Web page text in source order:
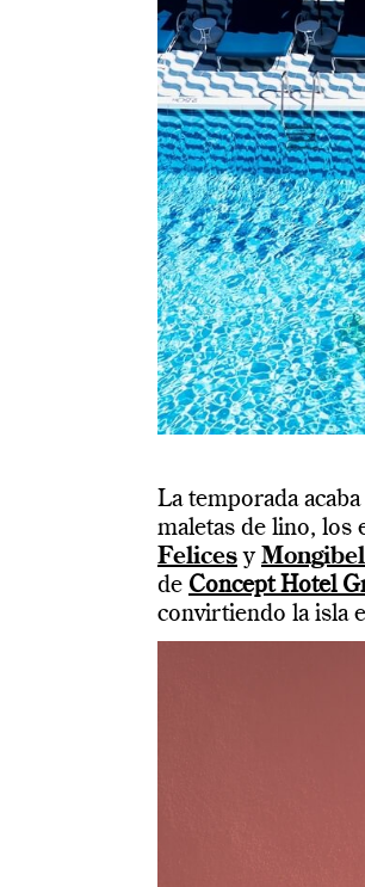
La temporada
maletas de lino, los
Felices y
de Concept Hotel
convirtiendo la isla